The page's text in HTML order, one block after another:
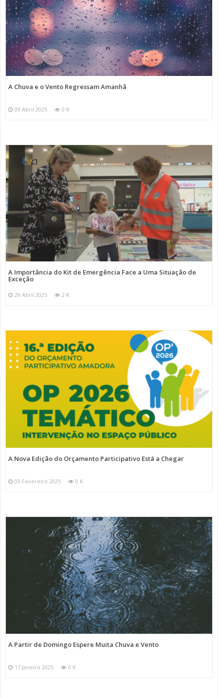
A Chuva e o Vento Regressam Amanhã
09 Abril 2025 0 K
A Importância do Kit de Emergência Face a Uma Situação de
Exceção
29 Abril 2025 2 K
A Nova Edição do Orçamento Participativo Está a Chegar
03 Fevereiro 2025 0 K
A Partir de Domingo Espere Muita Chuva e Vento
17 Janeiro 2025 0 K